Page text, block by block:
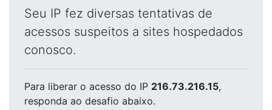
Seu IP fez diversas tentativas de
acessos suspeitos a sites hospedados
conosco.
Para liberar o acesso do IP 216.73.216.15,
responda ao desafio abaixo.